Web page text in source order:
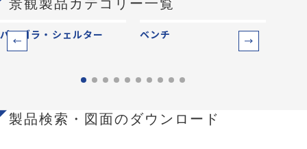
景観製品カテゴリー一覧
パーゴラ・シェルター ベンチ
製品検索・図面のダウンロード